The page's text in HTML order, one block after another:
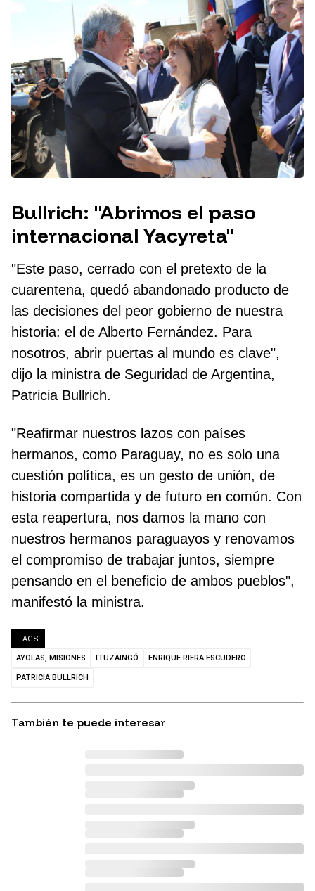
Bullrich: "Abrimos el paso
internacional Yacyreta"
"Este paso, cerrado con el pretexto de la
cuarentena, quedó abandonado producto de
las decisiones del peor gobierno de nuestra
historia: el de Alberto Fernández. Para
nosotros, abrir puertas al mundo es clave",
dijo la ministra de Seguridad de Argentina,
Patricia Bullrich.
"Reafirmar nuestros lazos con países
hermanos, como Paraguay, no es solo una
cuestión política, es un gesto de unión, de
historia compartida y de futuro en común. Con
esta reapertura, nos damos la mano con
nuestros hermanos paraguayos y renovamos
el compromiso de trabajar juntos, siempre
pensando en el beneficio de ambos pueblos",
manifestó la ministra.
TAGS
AYOLAS, MISIONES ITUZAINGÓ ENRIQUE RIERA ESCUDERO
PATRICIA BULLRICH
También te puede interesar